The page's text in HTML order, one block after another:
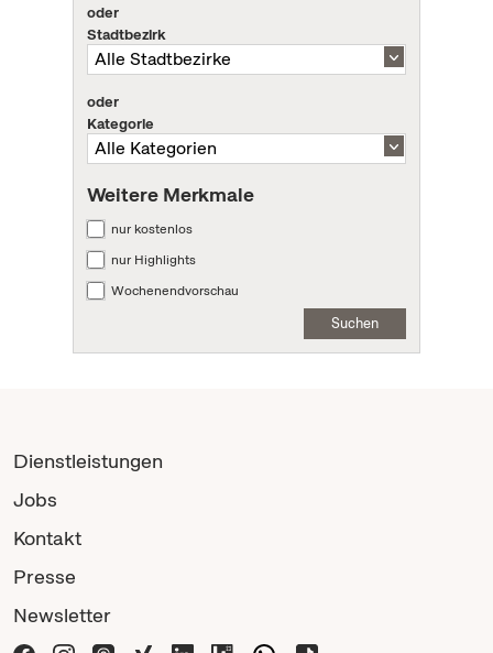
oder
Stadtbezirk
oder
Kategorie
Weitere Merkmale
nur kostenlos
nur Highlights
Wochenendvorschau
Suchen
Dienstleistungen
Jobs
Kontakt
Presse
Newsletter